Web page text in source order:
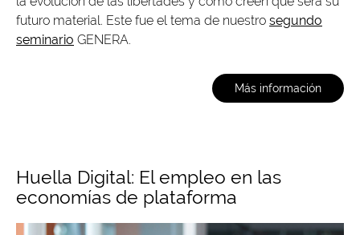
futuro material. Este fue el tema de nuestro segundo
seminario GENERA.
Más información
Huella Digital: El empleo en las
economías de plataforma